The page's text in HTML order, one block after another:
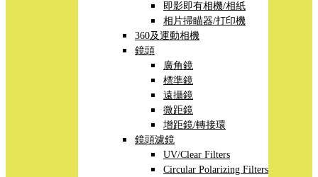
即影即有相機/相紙
相片掃瞄器/打印機
360及運動相機
鏡頭
廣角鏡
標準鏡
遠攝鏡
微距鏡
增距鏡/轉接環
鏡頭濾鏡
UV/Clear Filters
Circular Polarizing Filters